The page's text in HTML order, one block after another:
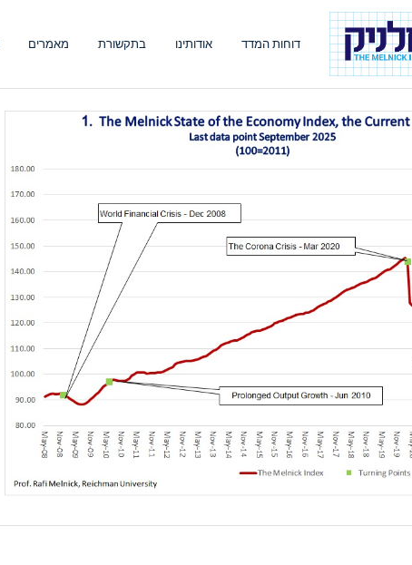
דוחות המדד אודותינו בתקשורת מאמרים